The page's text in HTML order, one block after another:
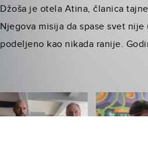
Džoša je otela Atina, članica
Njegova misija da spase svet
podeljeno kao nikada ranije.